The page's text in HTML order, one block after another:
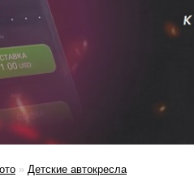
» Детские автокресла